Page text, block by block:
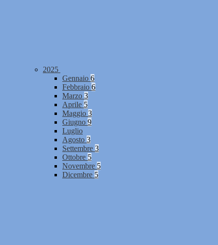
2025
Gennaio 6
Febbraio 6
Marzo 3
Aprile 5
Maggio 3
Giugno 9
Luglio
Agosto 3
Settembre 3
Ottobre 5
Novembre 5
Dicembre 5